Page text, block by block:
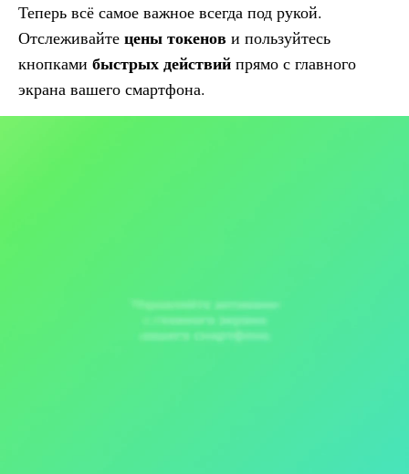
Теперь всё самое важное всегда под рукой.
Отслеживайте цены токенов и пользуйтесь
кнопками быстрых действий прямо с главного
экрана вашего смартфона.